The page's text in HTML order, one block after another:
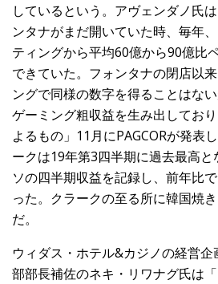
しているという。アヴェンダノ氏
ンタナがまだ開いていた時、毎年
ティングから平均60億から90億比
できていた。フォンタナの閉店以
ングで同様の数字を得ることはな
ゲーミング粗収益を生み出してお
よるもの」11月にPAGCORが発表
ークは19年第3四半期に過去最高
ソの四半期収益を記録し、前年比
った。クラークの至る所に韓国焼
だ。
ウィダス・ホテル&カジノの経営
部部長補佐のネキ・リワナグ氏は